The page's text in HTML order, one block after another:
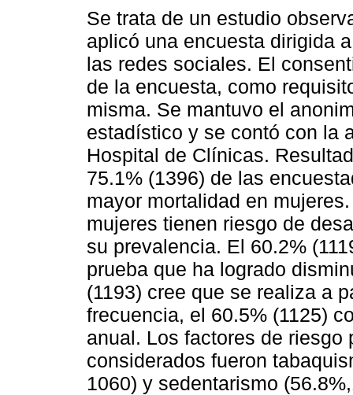
Se trata de un estudio
aplicó una encuesta dirigida
las redes sociales. El
de la encuesta, como
misma. Se mantuvo el
estadístico y se contó con la
Hospital de Clínicas.
75.1% (1396) de las
mayor mortalidad en
mujeres tienen riesgo de
su prevalencia. El 60.2%
prueba que ha logrado
(1193) cree que se realiza a
frecuencia, el 60.5% (1125)
anual. Los factores de riesgo
considerados fueron
1060) y sedentarismo